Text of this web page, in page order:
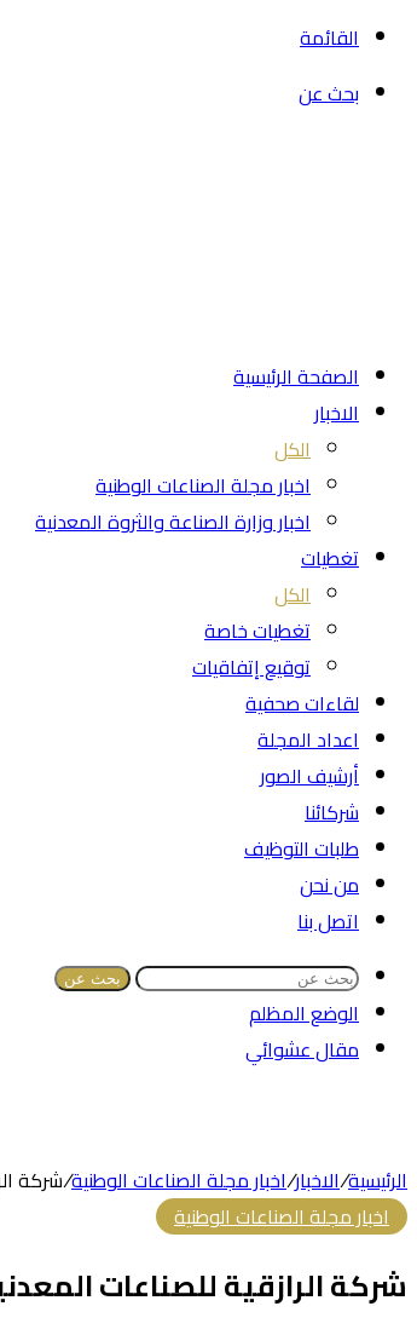
القائمة
بحث عن
الصفحة الرئيسية
الاخبار
الكل
اخبار مجلة الصناعات الوطنية
اخبار وزارة الصناعة والثروة المعدنية
تغطيات
الكل
تغطيات خاصة
توقيع إتفاقيات
لقاءات صحفية
اعداد المجلة
أرشيف الصور
شركائنا
طلبات التوظيف
من نحن
اتصل بنا
بحث عن
الوضع المظلم
مقال عشوائي
الرئيسية/الاخبار/اخبار مجلة الصناعات الوطنية/شركة
اخبار مجلة الصناعات الوطنية
شركة الرازقية للصناعات